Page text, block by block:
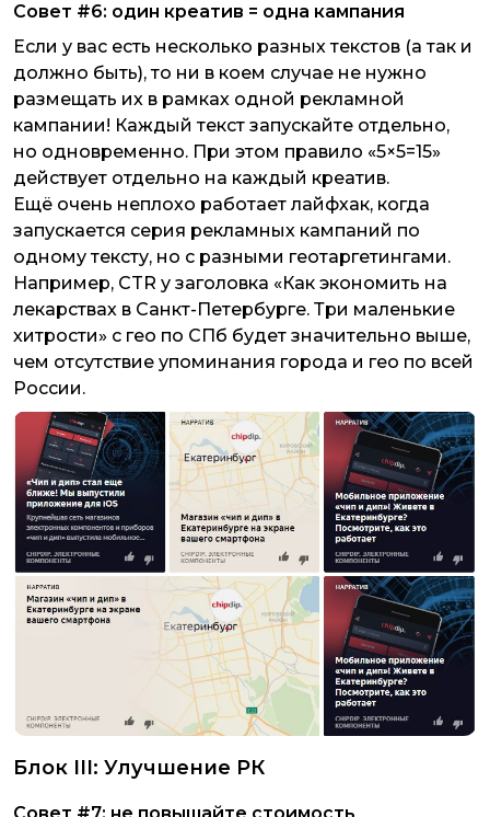
Совет #6: один креатив = одна кампания
Если у вас есть несколько разных текстов (а так и
должно быть), то ни в коем случае не нужно
размещать их в рамках одной рекламной
кампании! Каждый текст запускайте отдельно,
но одновременно. При этом правило «5×5=15»
действует отдельно на каждый креатив.
Ещё очень неплохо работает лайфхак, когда
запускается серия рекламных кампаний по
одному тексту, но с разными геотаргетингами.
Например, CTR у заголовка «Как экономить на
лекарствах в Санкт-Петербурге. Три маленькие
хитрости» с гео по СПб будет значительно выше,
чем отсутствие упоминания города и гео по всей
России.
Блок III: Улучшение РК